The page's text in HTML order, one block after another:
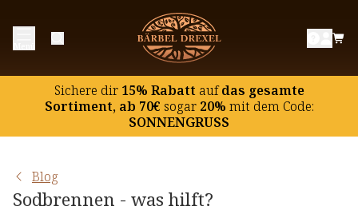
Sichere dir15% Rabatt aufdas gesamte
Sortiment, ab 70€ sogar20% mit dem Code:
SONNENGRUSS
Blog
Sodbrennen - was hilft?
Was ist Sodbrennen?
Was hilft bei Sodbrennen?
Gibt es Hausmittel gegen Sodbrennen?
Kann man Sodbrennen vorbeugen?